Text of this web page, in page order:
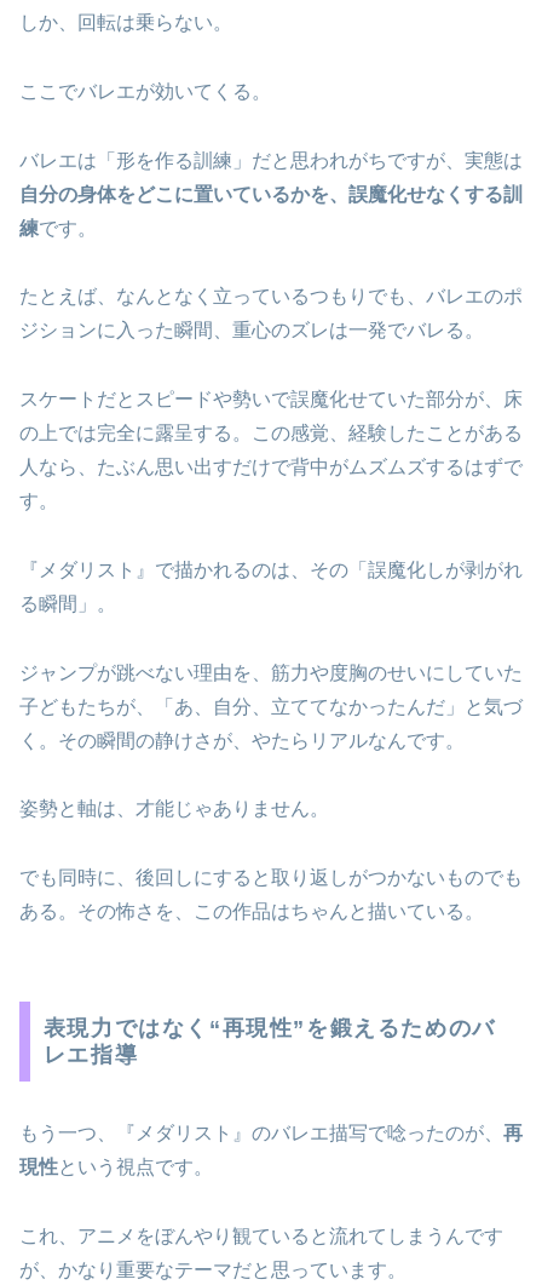
しか、回転は乗らない。
ここでバレエが効いてくる。
バレエは「形を作る訓練」だと思われがちですが、実態は
自分の身体をどこに置いているかを、誤魔化せなくする訓
練です。
たとえば、なんとなく立っているつもりでも、バレエのポ
ジションに入った瞬間、重心のズレは一発でバレる。
スケートだとスピードや勢いで誤魔化せていた部分が、床
の上では完全に露呈する。この感覚、経験したことがある
人なら、たぶん思い出すだけで背中がムズムズするはずで
す。
『メダリスト』で描かれるのは、その「誤魔化しが剥がれ
る瞬間」。
ジャンプが跳べない理由を、筋力や度胸のせいにしていた
子どもたちが、「あ、自分、立ててなかったんだ」と気づ
く。その瞬間の静けさが、やたらリアルなんです。
姿勢と軸は、才能じゃありません。
でも同時に、後回しにすると取り返しがつかないものでも
ある。その怖さを、この作品はちゃんと描いている。
表現力ではなく“再現性”を鍛えるためのバ
レエ指導
もう一つ、『メダリスト』のバレエ描写で唸ったのが、 再
現性という視点です。
これ、アニメをぼんやり観ていると流れてしまうんです
が、かなり重要なテーマだと思っています。